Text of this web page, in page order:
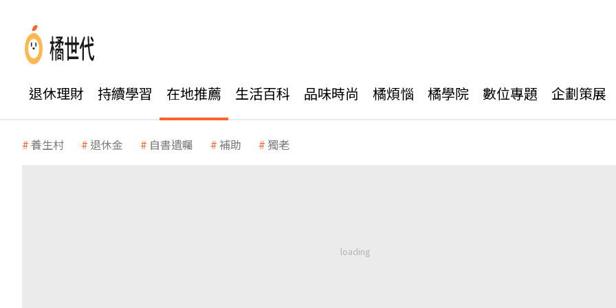
退休理財 持續學習 在地推薦 生活百科 品味時尚 橘煩惱 橘學院 數位專題 企劃策展
養生村 退休金 自書遺囑 補助 獨老